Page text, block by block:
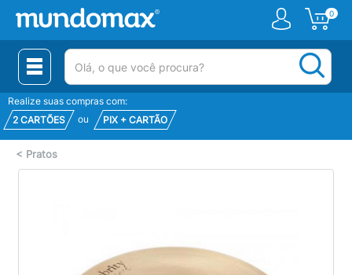
0
(pesquisar)
Realize suas compras com:
2 CARTÕES
ou PIX + CARTÃO
< Pratos